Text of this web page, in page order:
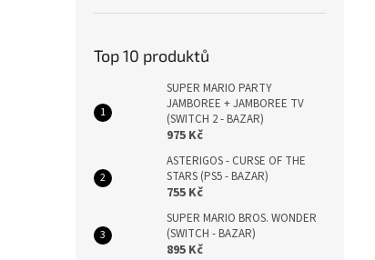
Top 10 produktů
SUPER MARIO PARTY
JAMBOREE + JAMBOREE TV
(SWITCH 2 - BAZAR)
975 Kč
ASTERIGOS - CURSE OF THE
STARS (PS5 - BAZAR)
755 Kč
SUPER MARIO BROS. WONDER
(SWITCH - BAZAR)
895 Kč